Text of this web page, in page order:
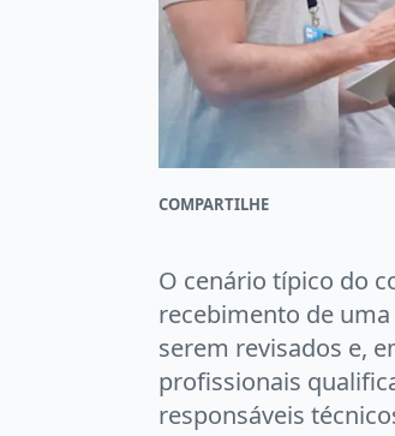
COMPARTILHE
O cenário típico do
recebimento de
serem revisados e,
profissionais
responsáveis